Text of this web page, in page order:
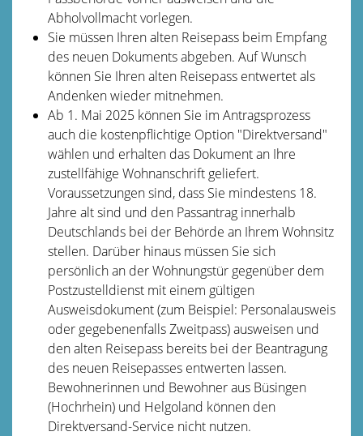
Abholvollmacht vorlegen.
Sie müssen Ihren alten Reisepass beim Empfang
des neuen Dokuments abgeben. Auf Wunsch
können Sie Ihren alten Reisepass entwertet als
Andenken wieder mitnehmen.
Ab 1. Mai 2025 können Sie im Antragsprozess
auch die kostenpflichtige Option "Direktversand"
wählen und erhalten das Dokument an Ihre
zustellfähige Wohnanschrift geliefert.
Voraussetzungen sind, dass Sie mindestens 18.
Jahre alt sind und den Passantrag innerhalb
Deutschlands bei der Behörde an Ihrem Wohnsitz
stellen. Darüber hinaus müssen Sie sich
persönlich an der Wohnungstür gegenüber dem
Postzustelldienst mit einem gültigen
Ausweisdokument (zum Beispiel: Personalausweis
oder gegebenenfalls Zweitpass) ausweisen und
den alten Reisepass bereits bei der Beantragung
des neuen Reisepasses entwerten lassen.
Bewohnerinnen und Bewohner aus Büsingen
(Hochrhein) und Helgoland können den
Direktversand-Service nicht nutzen.